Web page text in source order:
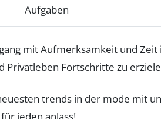
Aufgaben
mit Aufmerksamkeit und
Privatleben Fortschritte zu